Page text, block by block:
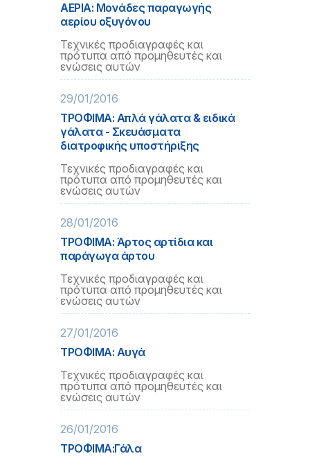
ΑΕΡΙΑ: Μονάδες παραγωγής
αερίου οξυγόνου
Τεχνικές προδιαγραφές και
πρότυπα από προμηθευτές και
ενώσεις αυτών
29/01/2016
ΤΡΟΦΙΜΑ: Απλά γάλατα & ειδικά
γάλατα - Σκευάσματα
διατροφικής υποστήριξης
Τεχνικές προδιαγραφές και
πρότυπα από προμηθευτές και
ενώσεις αυτών
28/01/2016
ΤΡΟΦΙΜΑ: Άρτος αρτίδια και
παράγωγα άρτου
Τεχνικές προδιαγραφές και
πρότυπα από προμηθευτές και
ενώσεις αυτών
27/01/2016
ΤΡΟΦΙΜΑ: Αυγά
Τεχνικές προδιαγραφές και
πρότυπα από προμηθευτές και
ενώσεις αυτών
26/01/2016
ΤΡΟΦΙΜΑ:Γάλα